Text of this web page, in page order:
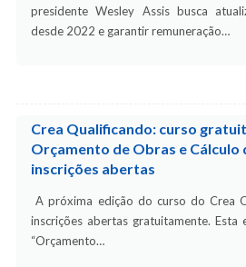
presidente Wesley Assis busca
desde 2022 e garantir remuneração…
Crea Qualificando: curso
Orçamento de Obras e Cálculo
inscrições abertas
A próxima edição do curso do Crea
inscrições abertas gratuitamente.
“Orçamento…